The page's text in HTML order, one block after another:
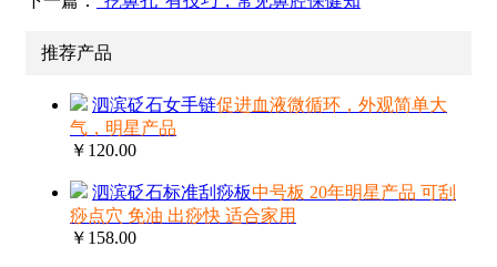
推荐产品
泗滨砭石女手链促进血液微循环，外观简单大
气，明星产品
￥120.00
泗滨砭石标准刮痧板中号板 20年明星产品 可刮
痧点穴 免油 出痧快 适合家用
￥158.00